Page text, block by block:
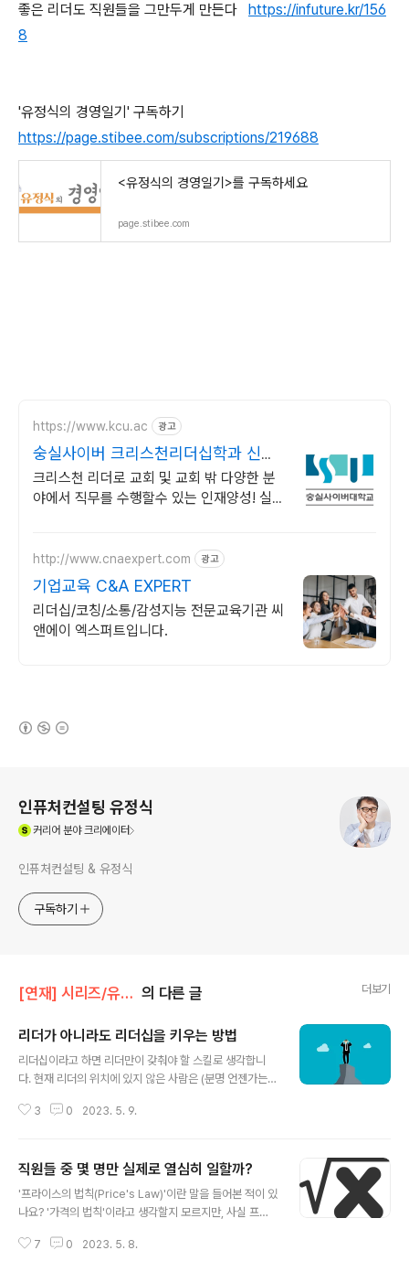
좋은 리더도 직원들을 그만두게 만든다 https://infuture.kr/156
8
'유정식의 경영일기' 구독하기
https://page.stibee.com/subscriptions/219688
<유정식의 경영일기>를 구독하세요
page.stibee.com
https://www.kcu.ac 광고
숭실사이버 크리스천리더십학과 신편
입생 모집 중!
크리스천 리더로 교회 및 교회 밖 다양한 분
야에서 직무를 수행할수 있는 인재양성! 실력
http://www.cnaexpert.com 광고
기업교육 C&A EXPERT
리더십/코칭/소통/감성지능 전문교육기관 씨
앤에이 엑스퍼트입니다.
인퓨처컨설팅 유정식
커리어 분야 크리에이터
인퓨처컨설팅 & 유정식
구독하기
[연재] 시리즈/유정식의 경영일기 의 다른 글 더보기
리더가 아니라도 리더십을 키우는 방법
리더십이라고 하면 리더만이 갖춰야 할 스킬로 생각합니
다. 현재 리더의 위치에 있지 않은 사람은 (분명 언젠가는
하는 경향이 있어요. 제가 경영전략을 강의할 때 많은 직원
렇게 여기는 것 같습니다. 현재 자신이 리더에 위치에 있든
그렇지 않든 리더십은 모두에게 필요한 스킬이자 자질입니
다. 언젠가 리더가 될 것을 대비하는 차원에서, 그리고 '자
을 기를 것을 권합니다. 직장인에게만 해당되는 것이 아닙
3 0 2023. 5. 9.
직원들 중 몇 명만 실제로 열심히 일할까?
'프라이스의 법칙(Price's Law)'이란 말을 들어본 적이 있
나요? '가격의 법칙'이라고 생각할지 모르지만, 사실 프라
스(Derek Price)가 학계 동료들을 관찰하고 재미있는 이
7 0 2023. 5. 8.